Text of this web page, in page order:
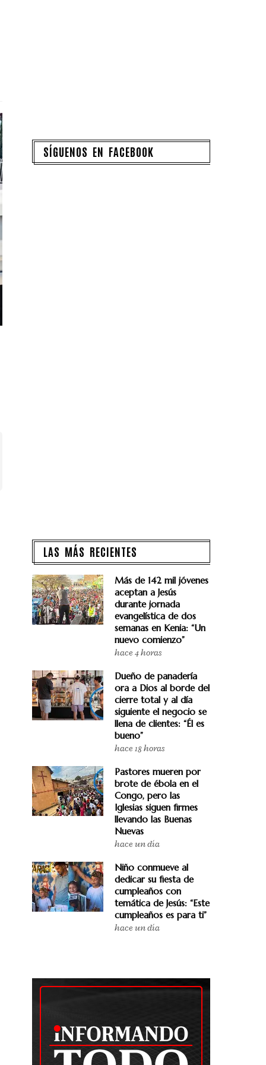
SÍGUENOS EN FACEBOOK
LAS MÁS RECIENTES
Más de 142 mil jóvenes
aceptan a Jesús
durante jornada
evangelística de dos
semanas en Kenia: “Un
nuevo comienzo”
hace 4 horas
Dueño de panadería
ora a Dios al borde del
cierre total y al día
siguiente el negocio se
llena de clientes: “Él es
bueno”
hace 18 horas
Pastores mueren por
brote de ébola en el
Congo, pero las
Iglesias siguen firmes
llevando las Buenas
Nuevas
hace un día
Niño conmueve al
dedicar su fiesta de
cumpleaños con
temática de Jesús: “Este
cumpleaños es para ti”
hace un día